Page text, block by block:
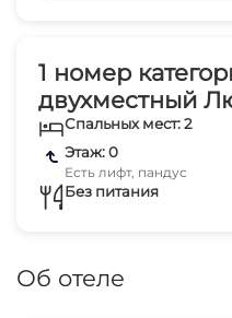
1 номер
двухместный
Спальных мест: 2
Этаж: 0
Есть лифт, пандус
Без питания
Об отеле